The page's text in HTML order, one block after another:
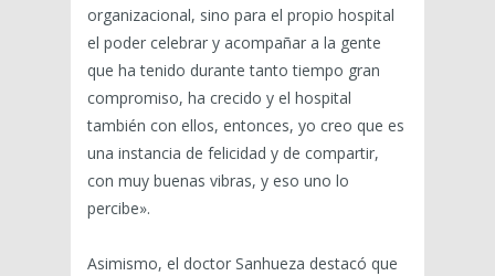
organizacional, sino para el propio hospital
el poder celebrar y acompañar a la gente
que ha tenido durante tanto tiempo gran
compromiso, ha crecido y el hospital
también con ellos, entonces, yo creo que es
una instancia de felicidad y de compartir,
con muy buenas vibras, y eso uno lo
percibe».
Asimismo, el doctor Sanhueza destacó que